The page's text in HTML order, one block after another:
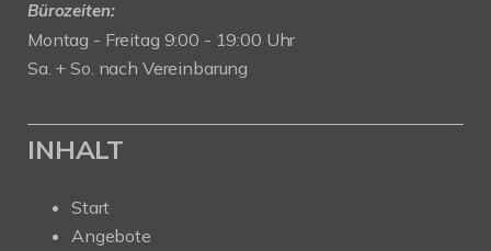
Bürozeiten:
Montag - Freitag 9:00 - 19:00 Uhr
Sa. + So. nach Vereinbarung
INHALT
Start
Angebote